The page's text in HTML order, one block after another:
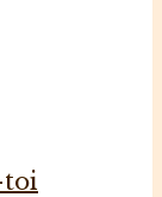
toi